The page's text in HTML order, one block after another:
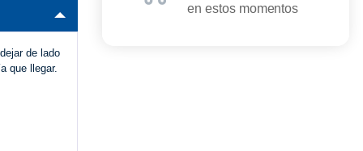
de lado
que llegar.
en estos momentos